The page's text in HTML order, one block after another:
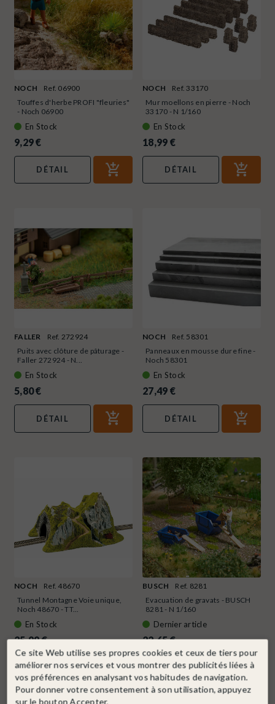
NOCH
Ref. 06900
Touffes d'herbe PROFI "fleuries"
- Noch 06900
En Stock
9,29 €
DÉTAIL
NOCH
Ref. 33170
Mur moellons en pierre - Noch
33170 - N 1/160
En Stock
18,99 €
DÉTAIL
FALLER
Ref. 272924
Puits avec clôture de pâturage -
Faller 272924 - N...
En Stock
5,80 €
DÉTAIL
NOCH
Ref. 58301
Panneaux en mousse dure fine -
Noch 58301
En Stock
27,49 €
DÉTAIL
NOCH
Ref. 48670
Tunnel Montagne Voie unique,
Noch 48670 - TT...
En Stock
25,99 €
DÉTAIL
BUSCH
Ref. 8281
Evacuation de gravats - BUSCH
8281 - N 1/160
Dernier article
22,65 €
DÉTAIL
Ce site Web utilise ses propres cookies et ceux de tiers pour
améliorer nos services et vous montrer des publicités liées à
vos préférences en analysant vos habitudes de navigation.
Pour donner votre consentement à son utilisation, appuyez
sur le bouton Accepter.